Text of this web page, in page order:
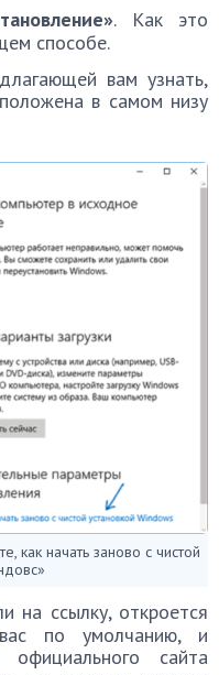
. Как это
способе.
вам узнать,
в самом низу
как начать заново с чистой
на ссылку, откроется
по умолчанию, и
сайта